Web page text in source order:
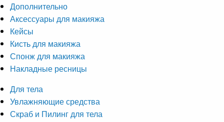
Дополнительно
Аксессуары для макияжа
Кейсы
Кисть для макияжа
Спонж для макияжа
Накладные ресницы
Для тела
Увлажняющие средства
Скраб и Пилинг для тела